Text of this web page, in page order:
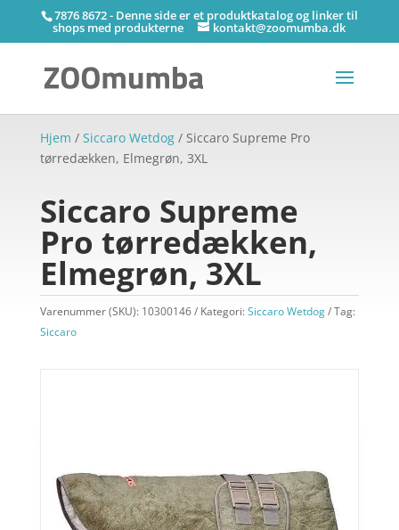
7876 8672 - Denne side er et produktkatalog og linker til
shops med produkterne kontakt@zoomumba.dk
Hjem / Siccaro Wetdog/ Siccaro Supreme Pro
tørredækken, Elmegrøn, 3XL
Siccaro Supreme
Pro tørredækken,
Elmegrøn, 3XL
Varenummer (SKU): 10300146 Kategori:Siccaro Wetdog
Tag:
Siccaro